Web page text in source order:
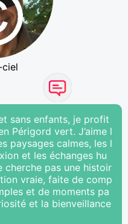
sans enfants, je profit
Périgord vert. J’aime l
paysages calmes, les l
et les échanges hu
cherche pas une histoir
vraie, faite de comp
et de moments pa
et la bienveillance